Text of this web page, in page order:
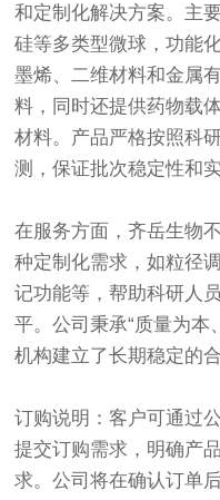
和定制化解决方案。主
硅等多类型微球，功能
墨烯、二维材料和金属
料，同时还提供药物载
材料。产品严格按照科
测，保证批次稳定性和
在服务方面，齐岳生物
种定制化需求，如粒径
记功能等，帮助科研人
平。公司秉承“质量为本
机构建立了长期稳定的合
订购说明：客户可通过
提交订购需求，明确产
求。公司将在确认订单